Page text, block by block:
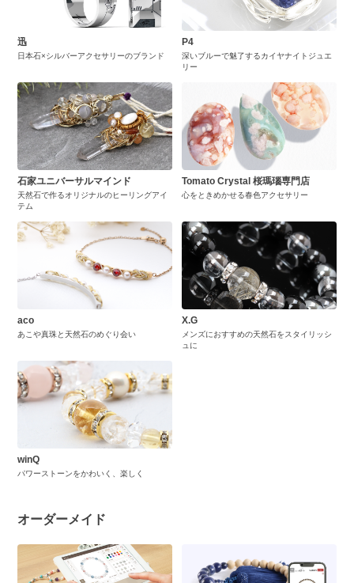
迅
日本石×シルバーアクセサリーのブランド
P4
深いブルーで魅了するカイヤナイトジュエ
リー
石家ユニバーサルマインド
天然石で作るオリジナルのヒーリングアイ
テム
Tomato Crystal 桜瑪瑙専門店
心をときめかせる春色アクセサリー
aco
あこや真珠と天然石のめぐり会い
X.G
メンズにおすすめの天然石をスタイリッシ
ュに
winQ
パワーストーンをかわいく、楽しく
オーダーメイド